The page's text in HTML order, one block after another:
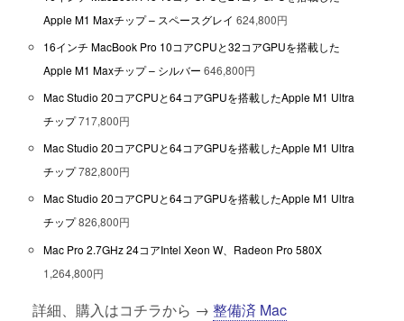
Apple M1 Maxチップ – スペースグレイ 624,800円
16インチ MacBook Pro 10コアCPUと32コアGPUを搭載した
Apple M1 Maxチップ – シルバー 646,800円
Mac Studio 20コアCPUと64コアGPUを搭載したApple M1 Ultra
チップ717,800円
Mac Studio 20コアCPUと64コアGPUを搭載したApple M1 Ultra
チップ782,800円
Mac Studio 20コアCPUと64コアGPUを搭載したApple M1 Ultra
チップ826,800円
Mac Pro 2.7GHz 24コアIntel Xeon W、Radeon Pro 580X
1,264,800円
詳細、購入はコチラから → 整備済 Mac